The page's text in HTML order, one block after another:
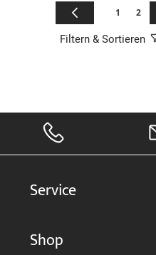
Seite ZurückSeite
1 Seite
2
Filtern & Sortieren
Service
Shop